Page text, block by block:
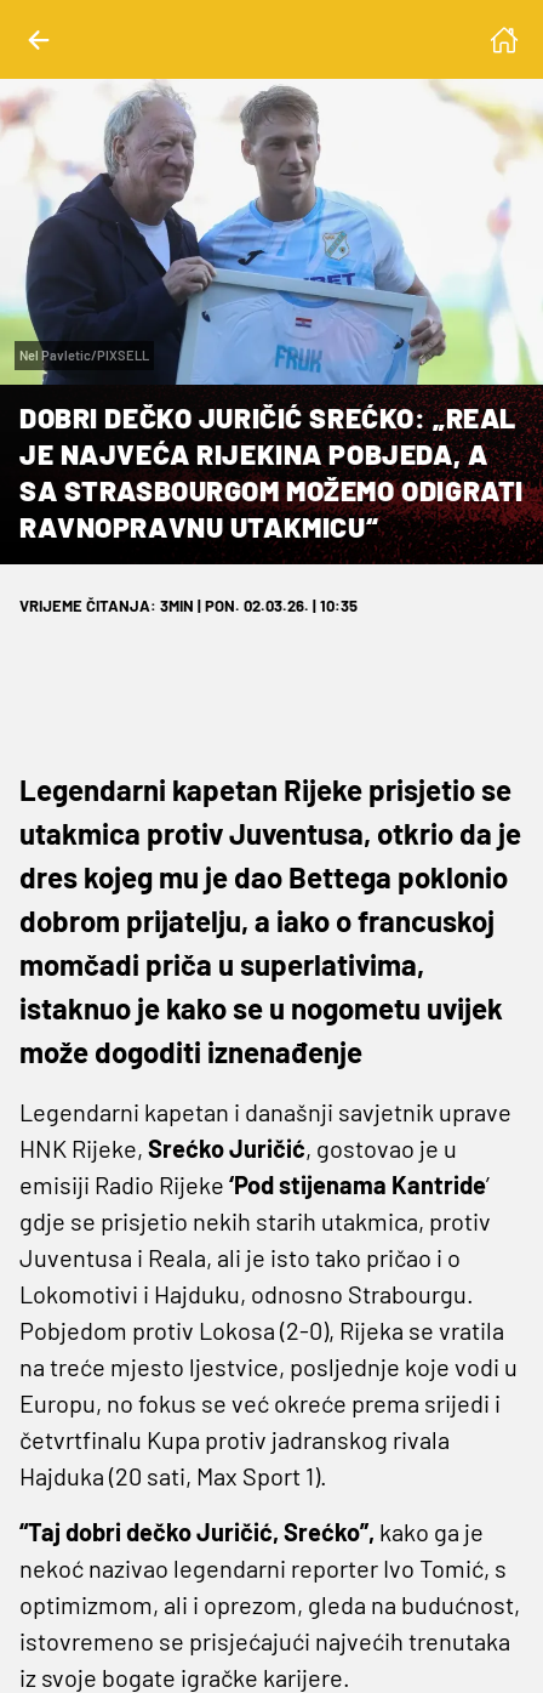
Nel Pavletic/PIXSELL
DOBRI DEČKO JURIČIĆ SREĆKO: „REAL
JE NAJVEĆA RIJEKINA POBJEDA, A
SA STRASBOURGOM MOŽEMO ODIGRATI
RAVNOPRAVNU UTAKMICU“
VRIJEME ČITANJA: 3MIN | PON. 02.03.26. | 10:35
Legendarni kapetan Rijeke prisjetio se
utakmica protiv Juventusa, otkrio da je
dres kojeg mu je dao Bettega poklonio
dobrom prijatelju, a iako o francuskoj
momčadi priča u superlativima,
istaknuo je kako se u nogometu uvijek
može dogoditi iznenađenje
Legendarni kapetan i današnji savjetnik uprave
HNK Rijeke, Srećko Juričić, gostovao je u
emisiji Radio Rijeke ‘Pod stijenama Kantride’
gdje se prisjetio nekih starih utakmica, protiv
Juventusa i Reala, ali je isto tako pričao i o
Lokomotivi i Hajduku, odnosno Strabourgu.
Pobjedom protiv Lokosa (2-0), Rijeka se vratila
na treće mjesto ljestvice, posljednje koje vodi u
Europu, no fokus se već okreće prema srijedi i
četvrtfinalu Kupa protiv jadranskog rivala
Hajduka (20 sati, Max Sport 1).
“Taj dobri dečko Juričić, Srećko”, kako ga je
nekoć nazivao legendarni reporter Ivo Tomić, s
optimizmom, ali i oprezom, gleda na budućnost,
istovremeno se prisjećajući najvećih trenutaka
iz svoje bogate igračke karijere.